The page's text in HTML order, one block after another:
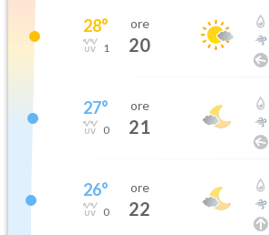
28°
1
ore
20
27°
0
ore
21
26°
0
ore
22